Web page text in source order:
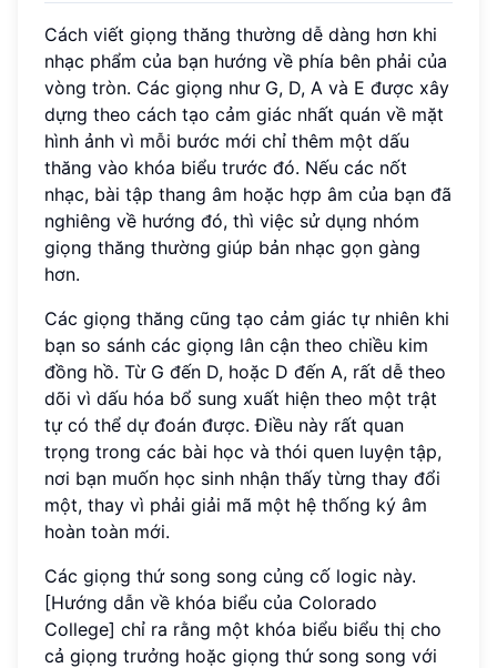
Cách viết giọng thăng thường dễ dàng hơn khi
nhạc phẩm của bạn hướng về phía bên phải của
vòng tròn. Các giọng như G, D, A và E được xây
dựng theo cách tạo cảm giác nhất quán về mặt
hình ảnh vì mỗi bước mới chỉ thêm một dấu
thăng vào khóa biểu trước đó. Nếu các nốt
nhạc, bài tập thang âm hoặc hợp âm của bạn đã
nghiêng về hướng đó, thì việc sử dụng nhóm
giọng thăng thường giúp bản nhạc gọn gàng
hơn.
Các giọng thăng cũng tạo cảm giác tự nhiên khi
bạn so sánh các giọng lân cận theo chiều kim
đồng hồ. Từ G đến D, hoặc D đến A, rất dễ theo
dõi vì dấu hóa bổ sung xuất hiện theo một trật
tự có thể dự đoán được. Điều này rất quan
trọng trong các bài học và thói quen luyện tập,
nơi bạn muốn học sinh nhận thấy từng thay đổi
một, thay vì phải giải mã một hệ thống ký âm
hoàn toàn mới.
Các giọng thứ song song củng cố logic này.
[Hướng dẫn về khóa biểu của Colorado
College] chỉ ra rằng một khóa biểu biểu thị cho
cả giọng trưởng hoặc giọng thứ song song với